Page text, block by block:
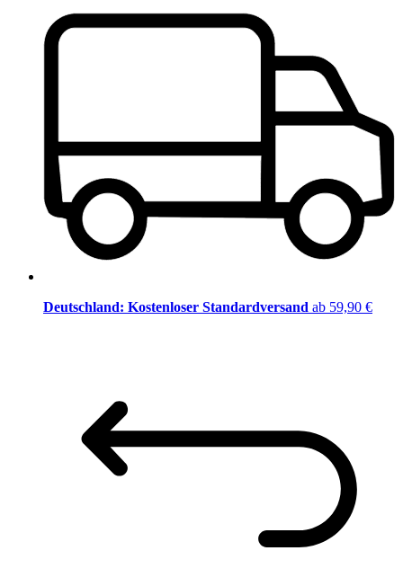
Deutschland: Kostenloser Standardversand ab 59,90 €